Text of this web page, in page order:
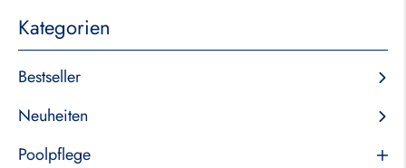
Kategorien
Bestseller
Neuheiten
Poolpflege